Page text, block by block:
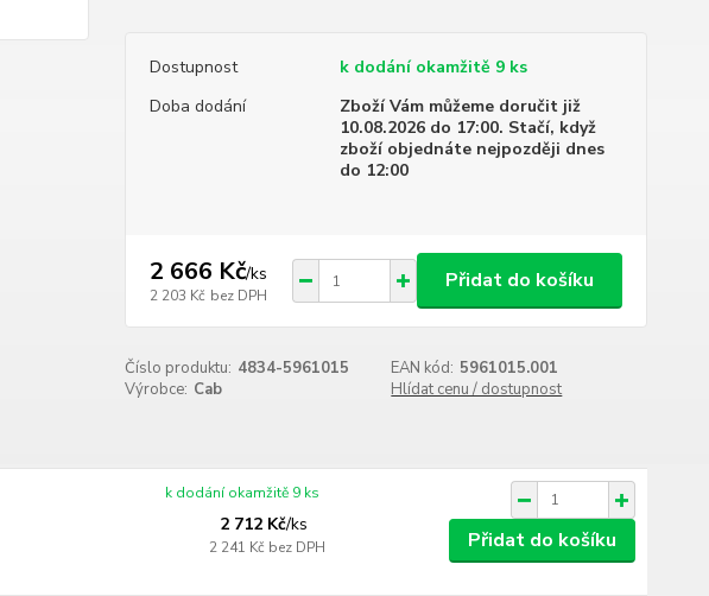
Dostupnost
k dodání okamžitě 9 ks
Doba dodání
Zboží Vám můžeme doručit již
10.08.2026 do 17:00. Stačí, když
zboží objednáte nejpozději dnes
do 12:00
2 666 Kč/ks
2 203 Kč bez DPH
Přidat do košíku
Číslo produktu: 4834-5961015 EAN kód: 5961015.001
Výrobce: Cab Hlídat cenu / dostupnost
2 712 Kč/ks
2 241 Kč bez DPH
k dodání okamžitě 9 ks
Přidat do košíku